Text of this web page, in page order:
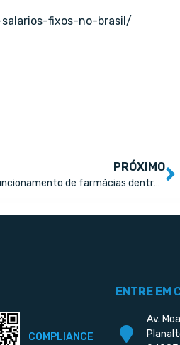
fixos-no-brasil/
PRÓXIMO
Câmara aprova regras para funcionamento de farmácias dentro de supermercados
COMPLIANCE
ENTRE EM
Av.